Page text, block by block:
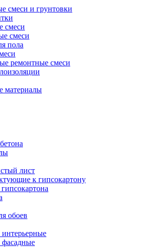
смеси и грунтовки
смеси
смеси
пола
ремонтные смеси
материалы
лист
к гипсокартону
обоев
фасадные